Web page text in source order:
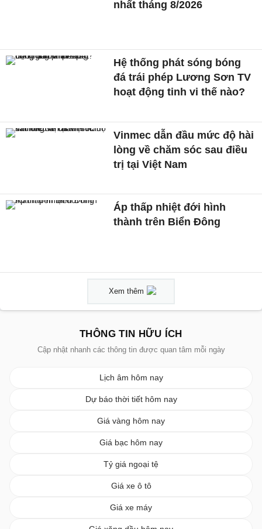
nhất tháng 8/2026
Hệ thống phát sóng bóng
đá trái phép Lương Sơn TV
hoạt động tinh vi thế nào?
Vinmec dẫn đầu mức độ hài
lòng về chăm sóc sau điều
trị tại Việt Nam
Áp thấp nhiệt đới hình
thành trên Biển Đông
Xem thêm
THÔNG TIN HỮU ÍCH
Cập nhật nhanh các thông tin được quan tâm mỗi ngày
Lịch âm hôm nay
Dự báo thời tiết hôm nay
Giá vàng hôm nay
Giá bạc hôm nay
Tỷ giá ngoại tệ
Giá xe ô tô
Giá xe máy